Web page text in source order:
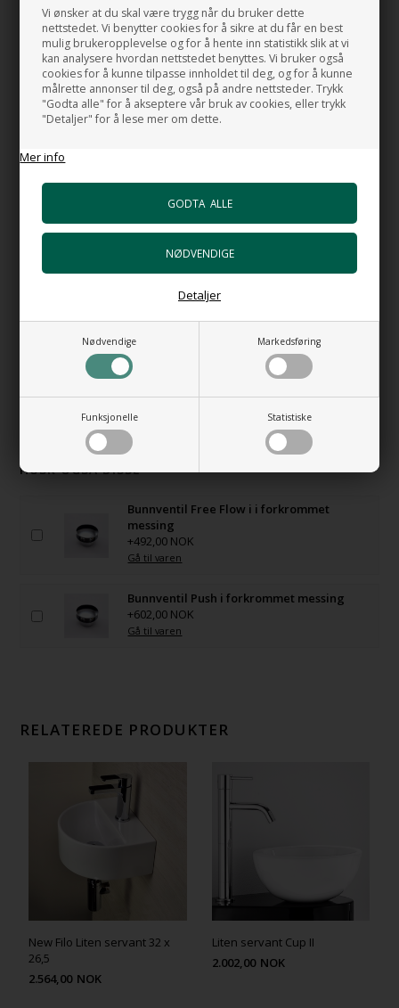
Vi ønsker at du skal være trygg når du bruker dette
nettstedet. Vi benytter cookies for å sikre at du får en best
mulig brukeropplevelse og for å hente inn statistikk slik at vi
kan analysere hvordan nettstedet benyttes. Vi bruker også
cookies for å kunne tilpasse innholdet til deg, og for å kunne
målrette annonser til deg, også på andre nettsteder. Trykk
"Godta alle" for å akseptere vår bruk av cookies, eller trykk
"Detaljer" for å lese mer om dette.
Mer info
Nødvendige Markedsføring
Funksjonelle Statistiske
Detaljer
en liten video.
På den måten har du mulighet til å se servanten fra alle sider før
du kjøper den.
Hvis du fant denne videoen nyttig og synes vi skal skape flere
produktvideoer, husk at like videoen.
HUSK OGSÅ DISSE
Bunnventil Free Flow i i forkrommet
messing
+492,00 NOK
Gå til varen
Bunnventil Push i forkrommet messing
+602,00 NOK
Gå til varen
RELATEREDE PRODUKTER
New Filo Liten servant 32 x
26,5
2.564,00 NOK
Liten servant Cup II
2.002,00 NOK